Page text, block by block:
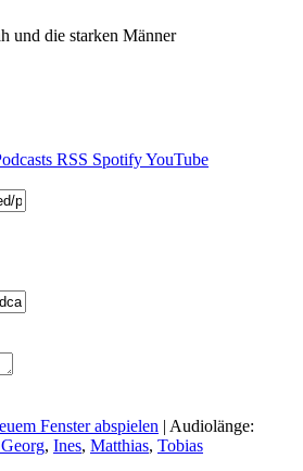
und die starken Männer
RSS SpotifyYouTube
Fenster abspielen | Audiolänge:
, Ines, Matthias, Tobias